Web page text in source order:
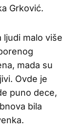
Grković.
ljudi malo više
mada su
Ovde je
puno dece,
bila